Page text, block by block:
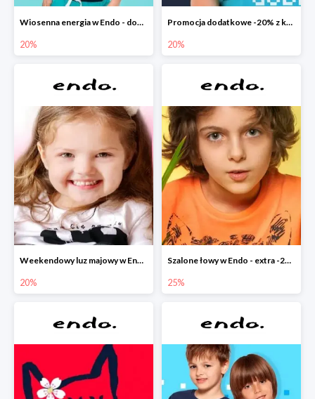
Wiosenna energia w Endo - dodatkowe -20%
20%
Promocja dodatkowe -20% z kodem
20%
Weekendowy luz majowy w Endo - dodatkowe -20% na wszystko
20%
Szalone łowy w Endo - extra -25% na nowości
25%